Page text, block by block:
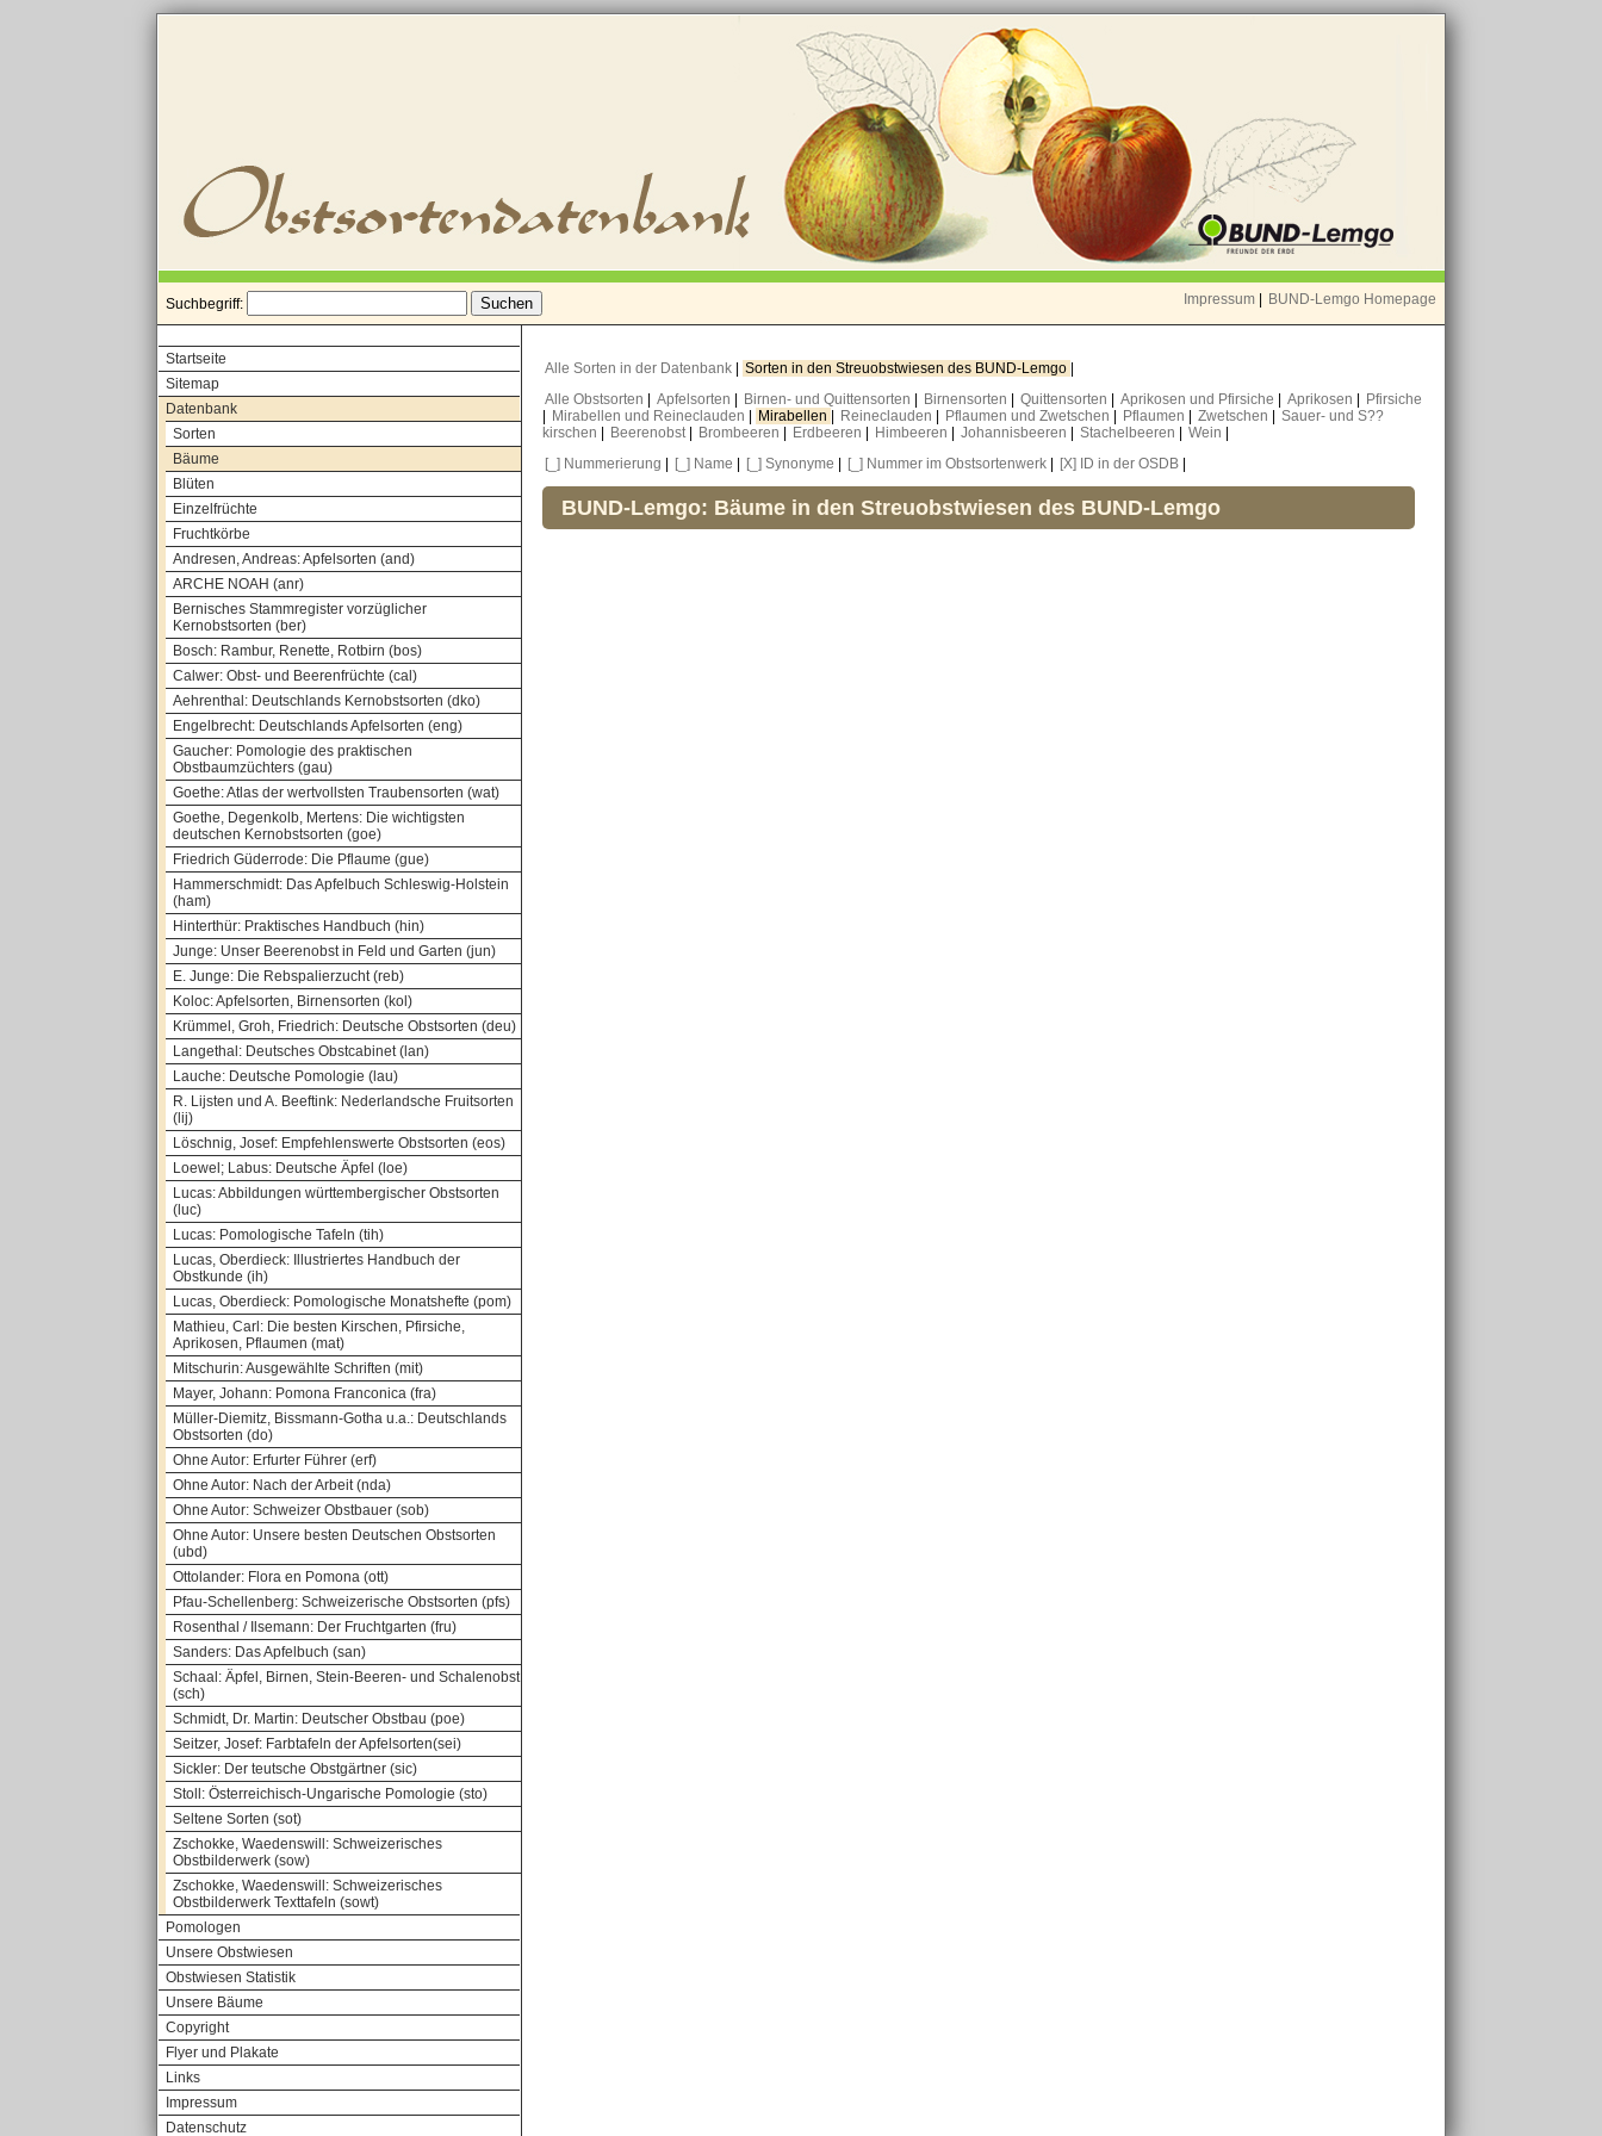
Suchbegriff: Impressum BUND-Lemgo Homepage
Startseite
Sitemap
Datenbank
Sorten
Bäume
Blüten
Einzelfrüchte
Fruchtkörbe
Andresen, Andreas: Apfelsorten (and)
ARCHE NOAH (anr)
Bernisches Stammregister vorzüglicher
Kernobstsorten (ber)
Bosch: Rambur, Renette, Rotbirn (bos)
Calwer: Obst- und Beerenfrüchte (cal)
Aehrenthal: Deutschlands Kernobstsorten (dko)
Engelbrecht: Deutschlands Apfelsorten (eng)
Gaucher: Pomologie des praktischen
Obstbaumzüchters (gau)
Goethe: Atlas der wertvollsten Traubensorten (wat)
Goethe, Degenkolb, Mertens: Die wichtigsten
deutschen Kernobstsorten (goe)
Friedrich Güderrode: Die Pflaume (gue)
Hammerschmidt: Das Apfelbuch Schleswig-Holstein
(ham)
Hinterthür: Praktisches Handbuch (hin)
Junge: Unser Beerenobst in Feld und Garten (jun)
E. Junge: Die Rebspalierzucht (reb)
Koloc: Apfelsorten, Birnensorten (kol)
Krümmel, Groh, Friedrich: Deutsche Obstsorten (deu)
Langethal: Deutsches Obstcabinet (lan)
Lauche: Deutsche Pomologie (lau)
R. Lijsten und A. Beeftink: Nederlandsche Fruitsorten
(lij)
Löschnig, Josef: Empfehlenswerte Obstsorten (eos)
Loewel; Labus: Deutsche Äpfel (loe)
Lucas: Abbildungen württembergischer Obstsorten
(luc)
Lucas: Pomologische Tafeln (tih)
Lucas, Oberdieck: Illustriertes Handbuch der
Obstkunde (ih)
Lucas, Oberdieck: Pomologische Monatshefte (pom)
Mathieu, Carl: Die besten Kirschen, Pfirsiche,
Aprikosen, Pflaumen (mat)
Mitschurin: Ausgewählte Schriften (mit)
Mayer, Johann: Pomona Franconica (fra)
Müller-Diemitz, Bissmann-Gotha u.a.: Deutschlands
Obstsorten (do)
Ohne Autor: Erfurter Führer (erf)
Ohne Autor: Nach der Arbeit (nda)
Ohne Autor: Schweizer Obstbauer (sob)
Ohne Autor: Unsere besten Deutschen Obstsorten
(ubd)
Ottolander: Flora en Pomona (ott)
Pfau-Schellenberg: Schweizerische Obstsorten (pfs)
Rosenthal / Ilsemann: Der Fruchtgarten (fru)
Sanders: Das Apfelbuch (san)
Schaal: Äpfel, Birnen, Stein-Beeren- und Schalenobst
(sch)
Schmidt, Dr. Martin: Deutscher Obstbau (poe)
Seitzer, Josef: Farbtafeln der Apfelsorten(sei)
Sickler: Der teutsche Obstgärtner (sic)
Stoll: Österreichisch-Ungarische Pomologie (sto)
Seltene Sorten (sot)
Zschokke, Waedenswill: Schweizerisches
Obstbilderwerk (sow)
Zschokke, Waedenswill: Schweizerisches
Obstbilderwerk Texttafeln (sowt)
Pomologen
Unsere Obstwiesen
Obstwiesen Statistik
Unsere Bäume
Copyright
Flyer und Plakate
Links
Impressum
Datenschutz
Alle Sorten in der Datenbank Sorten in den Streuobstwiesen des BUND-Lemgo
Alle Obstsorten
Apfelsorten Birnen- und Quittensorten Birnensorten Quittensorten Aprikosen und Pfirsiche Aprikosen
Pfirsiche
Mirabellen und Reineclauden Mirabellen Reineclauden Pflaumen und Zwetschen Pflaumen Zwetschen
Sauer- und S??
kirschen
Beerenobst Brombeeren Erdbeeren Himbeeren Johannisbeeren Stachelbeeren Wein
[_] Nummerierung
[_] Name [_] Synonyme [_] Nummer im Obstsortenwerk [X] ID in der OSDB
BUND-Lemgo: Bäume in den Streuobstwiesen des BUND-Lemgo